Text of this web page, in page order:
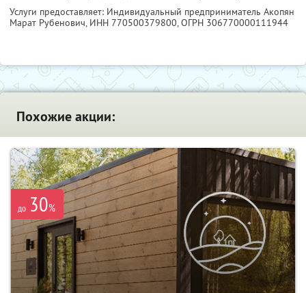
Услуги предоставляет: Индивидуальный предприниматель Акопян
Марат Рубенович, ИНН 770500379800, ОГРН 306770000111944
Похожие акции:
до 30%